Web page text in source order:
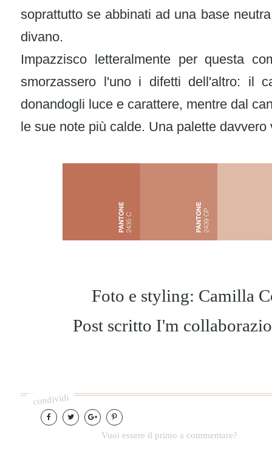
soprattutto se abbinati ad una base
divano.
Impazzisco letteralmente per questa
smorzassero l'uno i difetti dell'altro: il
donandogli luce e carattere, mentre dal
le sue note più calde. Una palette davvero
Foto e styling: Camilla
Post scritto I'm
condividi
Vuoi essere il primo a commentare?